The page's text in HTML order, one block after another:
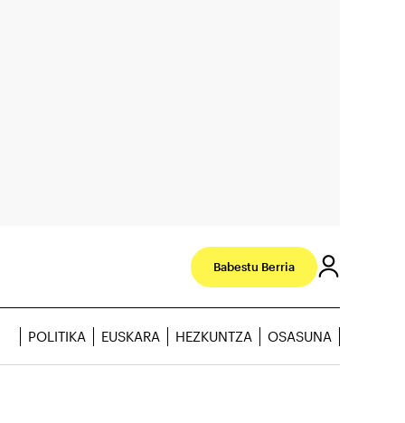
Babestu Berria
POLITIKA EUSKARA HEZKUNTZA OSASUNA